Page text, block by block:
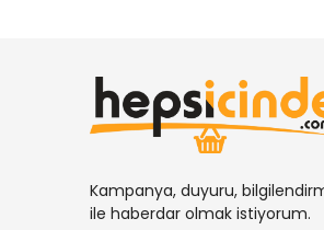
Kampanya, duyuru,
ile haberdar olmak istiyorum.